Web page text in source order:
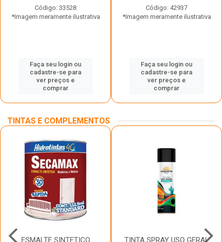
Código: 33528
*Imagem meramente ilustrativa
Faça seu login ou
cadastre-se para
ver preços e
comprar
Código: 42937
*Imagem meramente ilustrativa
Faça seu login ou
cadastre-se para
ver preços e
comprar
TINTAS E COMPLEMENTOS
ESMALTE SINTETICO TINTA SPRAY USO GERAL